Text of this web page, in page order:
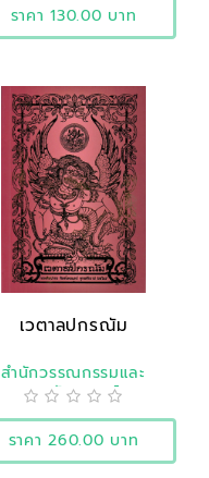
ราคา 130.00 บาท
เวตาลปกรณัม
สำนักวรรณกรรมและ
ประวัติศาสตร์
ราคา 260.00 บาท